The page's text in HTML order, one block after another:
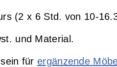
(2 x 6 Std. von 10-
und Material.
für ergänzende